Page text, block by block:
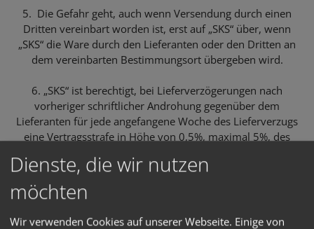
5. Die Gefahr geht, auch wenn Versendung durch einen
Dritten vereinbart worden ist, erst auf „SKS“ über, wenn
„SKS“ die Ware durch den Lieferanten oder den Dritten an
dem vereinbarten Bestimmungsort übergeben wird.
6. „SKS“ ist berechtigt, bei Lieferverzögerungen nach
vorheriger schriftlicher Androhung gegenüber dem
Lieferanten für jede angefangene Woche des Lieferverzugs
eine Vertragsstrafe in Höhe von 0,5%, maximal 5%, des
innerhalb dieses Rahmens vom „SKS“ im Einzelfall nach
billigem Ermessen festgesetzt und ist gerichtlich
überprüfbar. Die Vertragsstrafe ist auf den vom Lieferanten
zu ersetzenden Verzugsschaden anzurechnen.
Dienste, die wir nutzen
möchten
Wir verwenden Cookies auf unserer Webseite. Einige von